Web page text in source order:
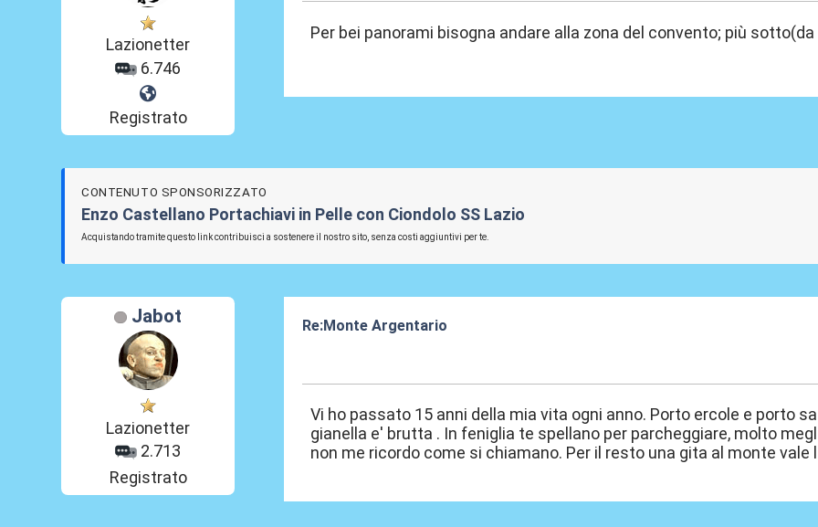
Lazionetter
6.746
Registrato
Per bei panorami bisogna andare alla zona del convento; più
CONTENUTO SPONSORIZZATO
Enzo Castellano Portachiavi in Pelle con Ciondolo SS Lazio
Acquistando tramite questo link contribuisci a sostenere il nostro sito, senza costi aggiuntivi per te.
Jabot
Lazionetter
2.713
Registrato
Re:Monte Argentario
Vi ho passato 15 anni della mia vita ogni anno. Porto ercole e porto
gianella e' brutta . In feniglia te spellano per parcheggiare, molto
non me ricordo come si chiamano. Per il resto una gita al monte